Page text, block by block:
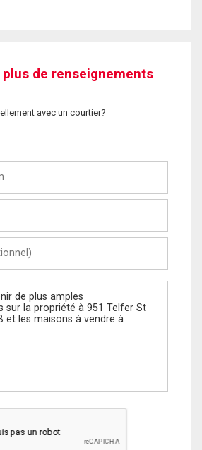
plus de renseignements
avec un courtier?